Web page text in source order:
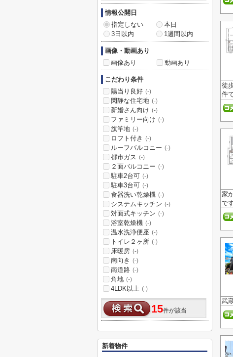
徒
件
家
で
武
情報公開日
指定しない
本日
3日以内
1週間以内
画像・動画あり
画像あり
動画あり
こだわり条件
陽当り良好 (-)
閑静な住宅地 (-)
新婚さん向け (-)
ファミリー向け (-)
旗竿地 (-)
ロフト付き (-)
ルーフバルコニー (-)
都市ガス (-)
２面バルコニー (-)
駐車2台可 (-)
駐車3台可 (-)
食器洗い乾燥機 (-)
システムキッチン (-)
対面式キッチン (-)
浴室乾燥機 (-)
温水洗浄便座 (-)
トイレ２ヶ所 (-)
床暖房 (-)
南向き (-)
南道路 (-)
角地 (-)
4LDK以上 (-)
15件が該当
新着物件